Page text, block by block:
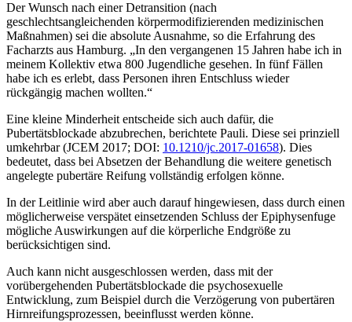
Der Wunsch nach einer Detransition (nach
geschlechtsangleichenden körpermodifizierenden medizinischen
Maßnahmen) sei die absolute Ausnahme, so die Erfahrung des
Facharzts aus Hamburg. „In den vergangenen 15 Jahren habe ich in
meinem Kollektiv etwa 800 Jugendliche gesehen. In fünf Fällen
habe ich es erlebt, dass Personen ihren Entschluss wieder
rückgängig machen wollten.“
Eine kleine Minderheit entscheide sich auch dafür, die
Pubertätsblockade abzubrechen, berichtete Pauli. Diese sei prinziell
umkehrbar (JCEM 2017; DOI: 10.1210/jc.2017-01658). Dies
bedeutet, dass bei Absetzen der Be­handlung die weitere genetisch
angelegte pubertäre Reifung vollständig erfolgen könne.
In der Leitlinie wird aber auch darauf hingewiesen, dass durch einen
möglicherweise verspätet einsetzenden Schluss der Epiphysenfuge
mögliche Auswirkungen auf die körperliche Endgröße zu
berücksichtigen sind.
Auch kann nicht ausgeschlossen werden, dass mit der
vorübergehenden Pubertätsblockade die psychosexu­elle
Entwicklung, zum Beispiel durch die Verzögerung von pubertären
Hirnreifungsprozessen, beeinflusst werden könne.